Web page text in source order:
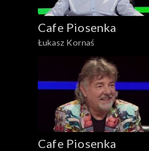
Cafe Piosenka
Łukasz Kornaś
Cafe Piosenka